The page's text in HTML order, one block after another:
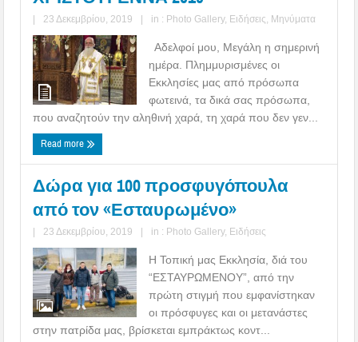
| 23 Δεκεμβρίου, 2019 | in : Photo Gallery, Ειδήσεις Μηνύματα
Αδελφοί μου, Μεγάλη η σημερινή
ημέρα. Πλημμυρισμένες οι
Εκκλησίες μας από πρόσωπα
φωτεινά, τα δικά σας πρόσωπα,
που αναζητούν την αληθινή χαρά, τη χαρά που δεν γεν...
Read more
Δώρα για 100 προσφυγόπουλα
από τον «Εσταυρωμένο»
| 23 Δεκεμβρίου, 2019 | in : Photo Gallery, Ειδήσεις
Η Τοπική μας Εκκλησία, διά του
“ΕΣΤΑΥΡΩΜΕΝΟΥ”, από την
πρώτη στιγμή που εμφανίστηκαν
οι πρόσφυγες και οι μετανάστες
στην πατρίδα μας, βρίσκεται εμπράκτως κοντ...